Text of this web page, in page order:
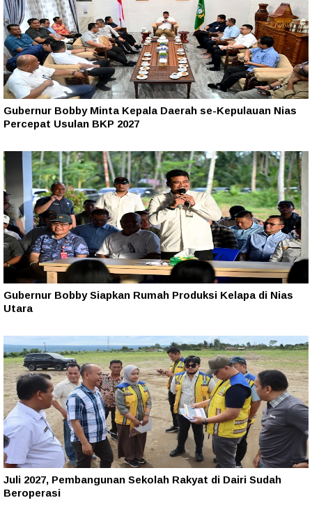
Gubernur Bobby Minta Kepala Daerah se-Kepulauan Nias
Percepat Usulan BKP 2027
Gubernur Bobby Siapkan Rumah Produksi Kelapa di Nias
Utara
Juli 2027, Pembangunan Sekolah Rakyat di Dairi Sudah
Beroperasi